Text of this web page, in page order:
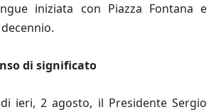
iniziata con Piazza Fontana e
di significato
ieri, 2 agosto, il Presidente Sergio